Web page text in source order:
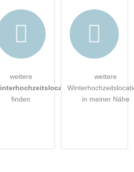
habe ich zur Kenntnis genommen.
öffentliche Fragen sind
weitere
finden
weitere
in meiner Nähe